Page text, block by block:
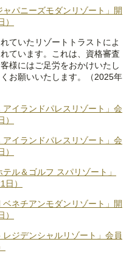
ャパニーズモダンリゾート」開
ていたリゾートトラストによ
ています。これは、資格審査
様にはご足労をおかけいたし
お願いいたします。（2025年
アイランドパレスリゾート」会
アイランドパレスリゾート」会
ル＆ゴルフ スパリゾート」
）
ベネチアンモダンリゾート」開
レジデンシャルリゾート」会員